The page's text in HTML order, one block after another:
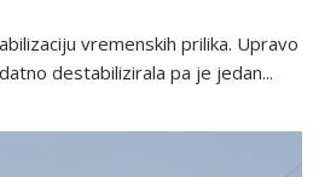
vremenskih prilika. Upravo
destabilizirala pa je jedan...